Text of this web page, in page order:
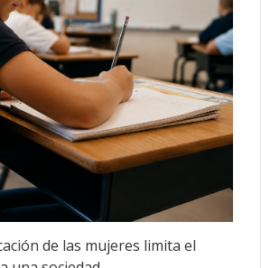
de las mujeres limita el